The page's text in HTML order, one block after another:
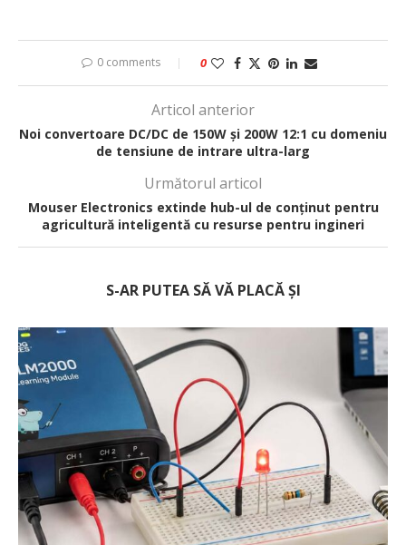
0 comments 0
Articol anterior
Noi convertoare DC/DC de 150W și 200W 12:1 cu domeniu
de tensiune de intrare ultra-larg
Următorul articol
Mouser Electronics extinde hub-ul de conținut pentru
agricultură inteligentă cu resurse pentru ingineri
S-AR PUTEA SĂ VĂ PLACĂ ȘI